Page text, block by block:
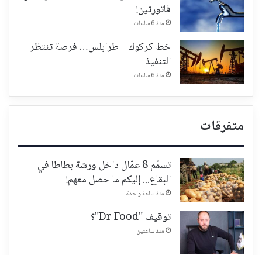
فاتورتين!
منذ 6 ساعات
خط كركوك – طرابلس… فرصة تنتظر
التنفيذ
منذ 6 ساعات
متفرقات
تسمّم 8 عمّال داخل ورشة بطاطا في
البقاع... إليكم ما حصل معهم!
منذ ساعة واحدة
توقيف "Dr Food"؟
منذ ساعتين